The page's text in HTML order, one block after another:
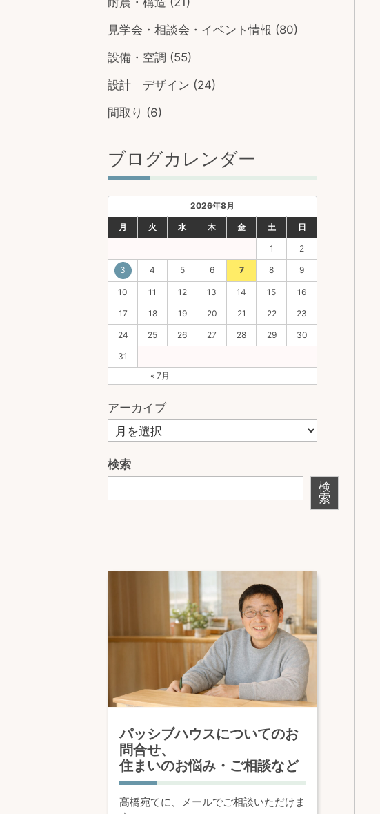
見学会・相談会・イベント情報 (80)
設備・空調 (55)
設計 デザイン (24)
間取り (6)
ブログカレンダー
2026年8月
月 火 水 木 金 土 日
1 2
3 4 5 6 7 8 9
10 11 12 13 14 15 16
17 18 19 20 21 22 23
24 25 26 27 28 29 30
31
« 7月
アーカイブ
検索
検
索
パッシブハウスについてのお
問合せ、
住まいのお悩み・ご相談など
高橋宛てに、メールでご相談いただけま